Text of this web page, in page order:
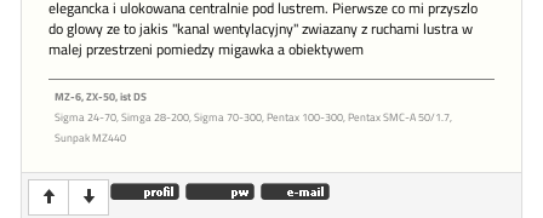
elegancka i ulokowana centralnie pod lustrem. Pierwsze co mi przyszlo
do glowy ze to jakis "kanal wentylacyjny" zwiazany z ruchami lustra w
malej przestrzeni pomiedzy migawka a obiektywem
MZ-6, ZX-50, ist DS
Sigma 24-70, Simga 28-200, Sigma 70-300, Pentax 100-300, Pentax SMC-A 50/1.7,
Sunpak MZ440